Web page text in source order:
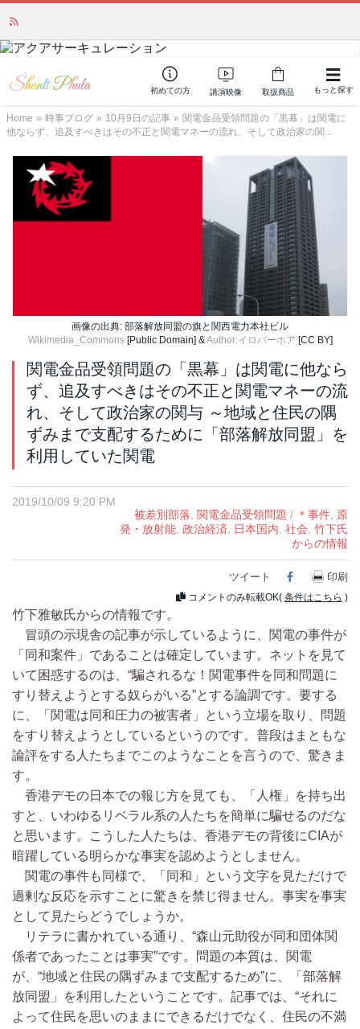
初めての方 講演映像 取扱商品 もっと探す
Home » 時事ブログ » 10月9日の記事 » 関電金品受領問題の「黒幕」は関電に
他ならず、追及すべきはその不正と関電マネーの流れ、そして政治家の関...
画像の出典: 部落解放同盟の旗と関西電力本社ビル
Wikimedia_Commons[Public Domain] &Author:イロバーホア [CC BY]
関電金品受領問題の「黒幕」は関電に他なら
ず、追及すべきはその不正と関電マネーの流
れ、そして政治家の関与 ～地域と住民の隅
ずみまで支配するために「部落解放同盟」を
利用していた関電
2019/10/09 9:20 PM
被差別部落, 関電金品受領問題 / ＊事件, 原
発・放射能, 政治経済, 日本国内, 社会, 竹下氏
からの情報
ツイート Facebook
印刷
コメントのみ転載OK( 条件はこちら )
竹下雅敏氏からの情報です。
冒頭の示現舎の記事が示しているように、関電の事件が
「同和案件」であることは確定しています。ネットを見て
いて困惑するのは、“騙されるな！関電事件を同和問題に
すり替えようとする奴らがいる”とする論調です。要する
に、「関電は同和圧力の被害者」という立場を取り、問題
をすり替えようとしているというのです。普段はまともな
論評をする人たちまでこのようなことを言うので、驚きま
す。
香港デモの日本での報じ方を見ても、「人権」を持ち出
すと、いわゆるリベラル系の人たちを簡単に騙せるのだな
と思います。こうした人たちは、香港デモの背後にCIAが
暗躍している明らかな事実を認めようとしません。
関電の事件も同様で、「同和」という文字を見ただけで
過剰な反応を示すことに驚きを禁じ得ません。事実を事実
として見たらどうでしょうか。
リテラに書かれている通り、“森山元助役が同和団体関
係者であったことは事実”です。問題の本質は、関電
が、“地域と住民の隅ずみまで支配するため”に、「部落解
放同盟」を利用したということです。記事では、“それに
よって住民を思いのままにできるだけでなく、住民の不満